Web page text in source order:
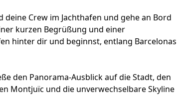
Crew im Jachthafen und gehe an Bord
kurzen Begrüßung und einer
hinter dir und beginnst, entlang Barcelonas
den Panorama-Ausblick auf die Stadt, den
Montjuïc und die unverwechselbare Skyline